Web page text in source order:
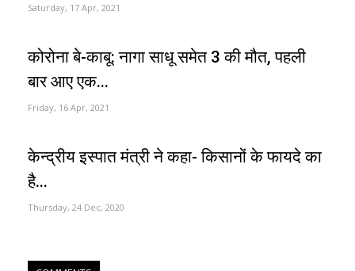
Saturday, 17 Apr, 2021
कोरोना बे-काबू: नागा साधू समेत 3 की मौत, पहली
बार आए एक...
Friday, 16 Apr, 2021
केन्द्रीय इस्पात मंत्री ने कहा- किसानों के फायदे का
है...
Thursday, 24 Dec, 2020